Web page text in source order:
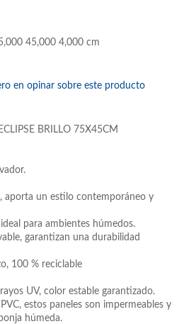
Dimensiones del embalaje: 75,000 45,000 4,000 cm
en opinar sobre este producto
BRILLO 75X45CM
aporta un estilo contemporáneo y
para ambientes húmedos.
garantizan una durabilidad
100 % reciclable
UV, color estable garantizado.
estos paneles son impermeables y
húmeda.